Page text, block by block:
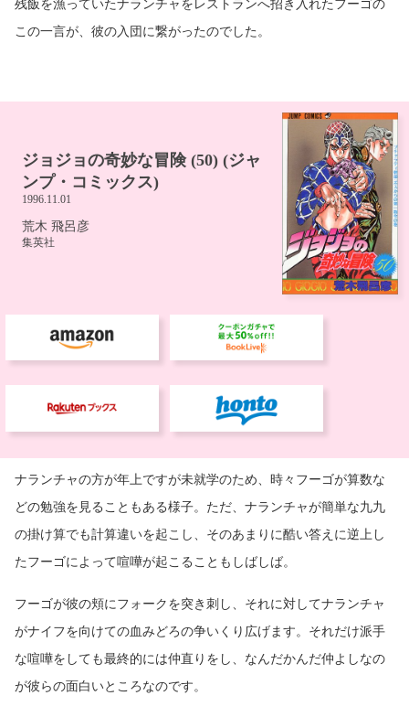
この一言が、彼の入団に繋がったのでした。
ナランチャの方が年上ですが未就学のため、時々フーゴが算数な
どの勉強を見ることもある様子。ただ、ナランチャが簡単な九九
の掛け算でも計算違いを起こし、そのあまりに酷い答えに逆上し
たフーゴによって喧嘩が起こることもしばしば。
フーゴが彼の頬にフォークを突き刺し、それに対してナランチャ
がナイフを向けての血みどろの争いくり広げます。それだけ派手
な喧嘩をしても最終的には仲直りをし、なんだかんだ仲よしなの
が彼らの面白いところなのです。